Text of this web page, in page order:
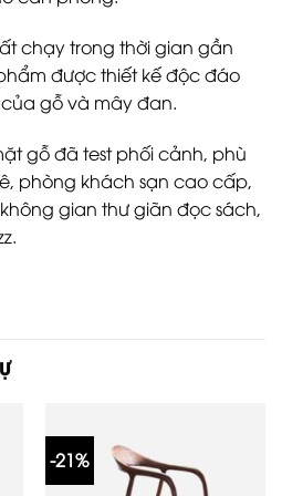
chạy trong thời gian gần
được thiết kế độc đáo
gỗ và mây đan.
gỗ đã test phối cảnh, phù
phòng khách sạn cao cấp,
gian thư giãn đọc sách,
-21%